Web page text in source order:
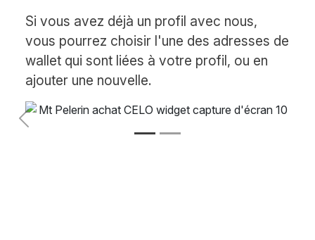
Si vous avez déjà un profil avec nous,
vous pourrez choisir l'une des adresses de
wallet qui sont liées à votre profil, ou en
ajouter une nouvelle.
Précédent
Suivant